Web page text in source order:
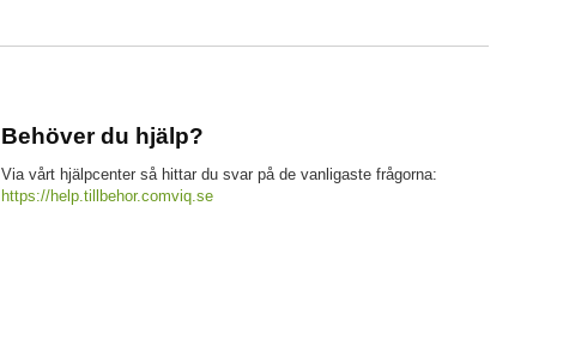
Behöver du hjälp?
Via vårt hjälpcenter så hittar du svar på de vanligaste frågorna:
https://help.tillbehor.comviq.se